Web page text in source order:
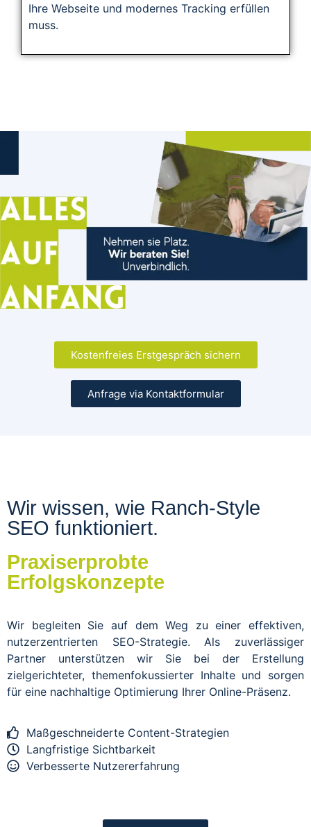
Ihre Webseite und modernes Tracking erfüllen
muss.
Kostenfreies Erstgespräch sichern
Anfrage via Kontaktformular
Wir wissen, wie Ranch-Style
SEO funktioniert.
Praxiserprobte
Erfolgskonzepte
Wir begleiten Sie auf dem Weg zu einer effektiven,
nutzerzentrierten SEO-Strategie. Als zuverlässiger
Partner unterstützen wir Sie bei der Erstellung
zielgerichteter, themenfokussierter Inhalte und sorgen
für eine nachhaltige Optimierung Ihrer Online-Präsenz.
Maßgeschneiderte Content-Strategien
Langfristige Sichtbarkeit
Verbesserte Nutzererfahrung